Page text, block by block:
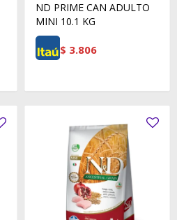
ND PRIME CAN ADULTO
MINI 10.1 KG
$ 3.806